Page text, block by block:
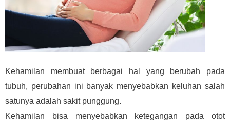
Kehamilan membuat berbagai hal yang berubah pada
tubuh, perubahan ini banyak menyebabkan keluhan salah
satunya adalah sakit punggung.
Kehamilan bisa menyebabkan ketegangan pada otot